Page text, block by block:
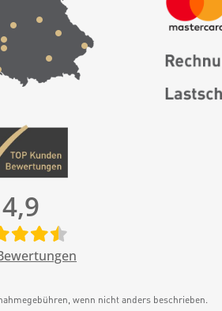
4,9
wenn nicht anders beschrieben.